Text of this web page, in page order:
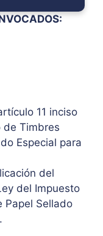
11 inciso
de Timbres
Especial para
del
del Impuesto
Papel Sellado